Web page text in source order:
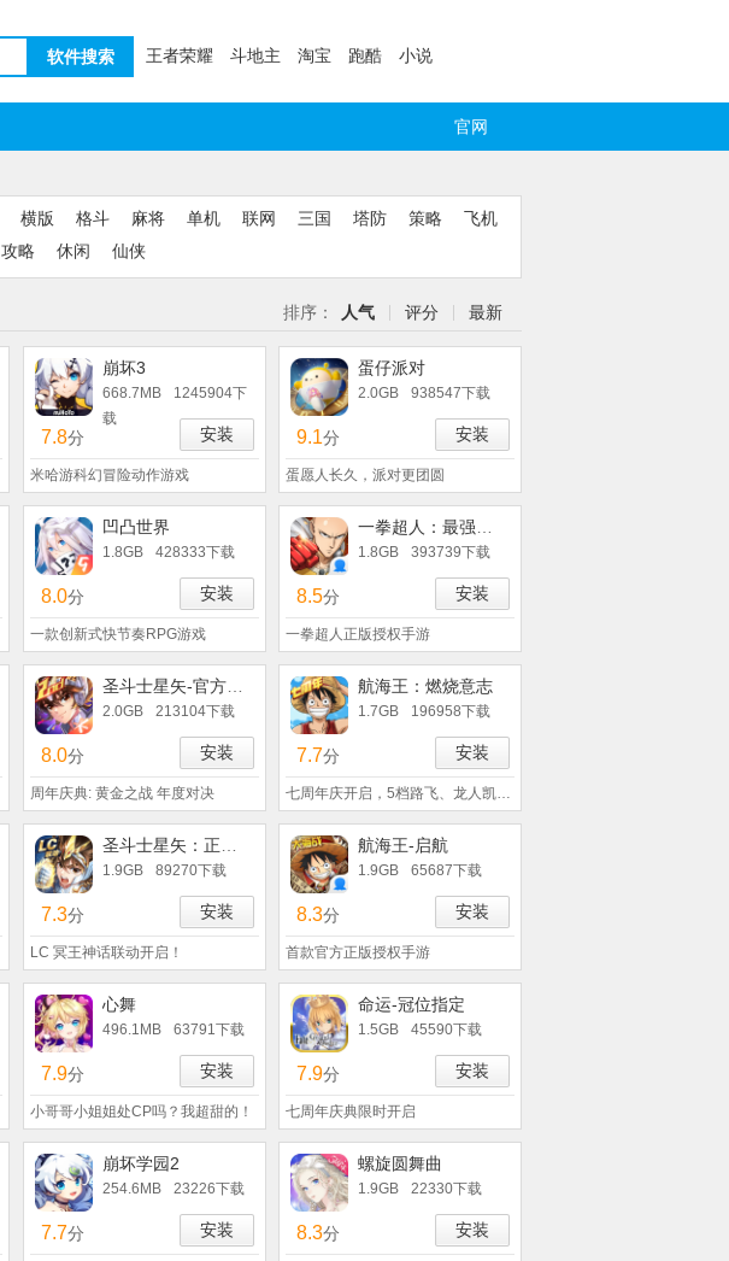
软件搜索 王者荣耀 斗地主 淘宝 跑酷 小说
官网
横版 格斗 麻将 单机 联网 三国 塔防 策略
飞机
攻略 休闲 仙侠
排序： 人气 评分 最新
崩坏3
668.7MB
1245904下
载
7.8分 安装
米哈游科幻冒险动作游戏
蛋仔派对
2.0GB 938547下载
9.1分 安装
蛋愿人长久，派对更团圆
凹凸世界
1.8GB 428333下载
8.0分 安装
一款创新式快节奏RPG游戏
1.8GB 393739下载
8.5分 安装
一拳超人正版授权手游
2.0GB 213104下载
8.0分 安装
周年庆典: 黄金之战 年度对决
航海王：燃烧意志
1.7GB 196958下载
7.7分 安装
七周年庆开启，5档路飞、龙人凯多免费
1.9GB 89270下载
7.3分 安装
LC 冥王神话联动开启！
航海王-启航
1.9GB 65687下载
8.3分 安装
首款官方正版授权手游
心舞
496.1MB 63791下载
7.9分 安装
小哥哥小姐姐处CP吗？我超甜的！
命运-冠位指定
1.5GB 45590下载
7.9分 安装
七周年庆典限时开启
崩坏学园2
254.6MB 23226下载
7.7分 安装
螺旋圆舞曲
1.9GB 22330下载
8.3分 安装